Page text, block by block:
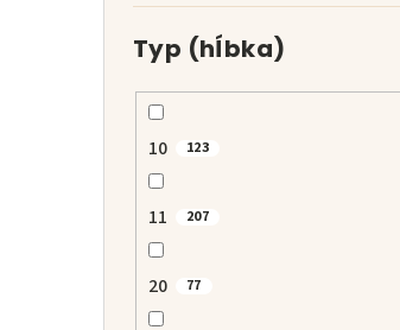
Typ (hĺbka)
10 123
11 207
20 77